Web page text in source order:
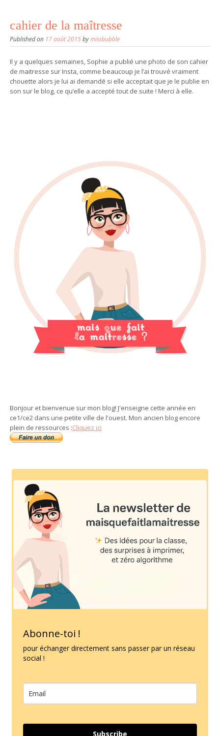
cahier de la maîtresse
Published on 17 août 2015bymissbubble
Il y a quelques semaines, Sophie a publié une photo de son cahier
de maitresse sur Insta, comme beaucoup je l’ai trouvé vraiment
chouette alors je lui ai demandé si elle acceptait que je le publie en
son sur le blog, ce qu’elle a accepté tout de suite ! Merci à elle.
Bonjour et bienvenue sur mon blog! J'enseigne cette année en
ce1/ce2 dans une petite ville de l'ouest. Mon ancien blog encore
plein de ressources :Cliquez ici
Abonne-toi !
pour échanger directement sans passer par un réseau
social !
Subscribe